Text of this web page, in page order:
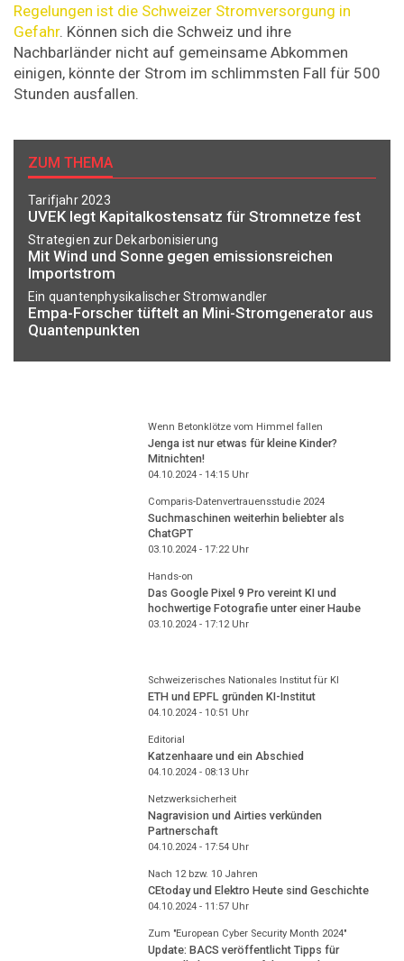
Regelungen ist die Schweizer Stromversorgung in
Gefahr. Können sich die Schweiz und ihre
Nachbarländer nicht auf gemeinsame Abkommen
einigen, könnte der Strom im schlimmsten Fall für 500
Stunden ausfallen.
ZUM THEMA
Tarifjahr 2023
UVEK legt Kapitalkostensatz für Stromnetze fest
Strategien zur Dekarbonisierung
Mit Wind und Sonne gegen emissionsreichen
Importstrom
Ein quantenphysikalischer Stromwandler
Empa-Forscher tüftelt an Mini-Stromgenerator aus
Quantenpunkten
Wenn Betonklötze vom Himmel fallen
Jenga ist nur etwas für kleine Kinder?
Mitnichten!
04.10.2024 - 14:15Uhr
Comparis-Datenvertrauensstudie 2024
Suchmaschinen weiterhin beliebter als
ChatGPT
03.10.2024 - 17:22Uhr
Hands-on
Das Google Pixel 9 Pro vereint KI und
hochwertige Fotografie unter einer Haube
03.10.2024 - 17:12Uhr
Schweizerisches Nationales Institut für KI
ETH und EPFL gründen KI-Institut
04.10.2024 - 10:51 Uhr
Editorial
Katzenhaare und ein Abschied
04.10.2024 - 08:13Uhr
Netzwerksicherheit
Nagravision und Airties verkünden
Partnerschaft
04.10.2024 - 17:54Uhr
Nach 12 bzw. 10 Jahren
CEtoday und Elektro Heute sind Geschichte
04.10.2024 - 11:57Uhr
Zum "European Cyber Security Month 2024"
Update: BACS veröffentlicht Tipps für